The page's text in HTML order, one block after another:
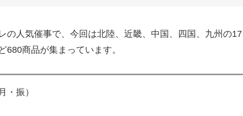
の人気催事で、今回は北陸、近畿、中国、四国、九州の17
商品が集まっています。
・振）